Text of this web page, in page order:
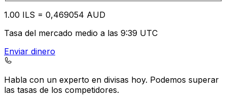
1.00 ILS = 0,469054 AUD
Tasa del mercado medio a las 9:39 UTC
Enviar dinero
Habla con un experto en divisas hoy. Podemos superar
las tasas de los competidores.